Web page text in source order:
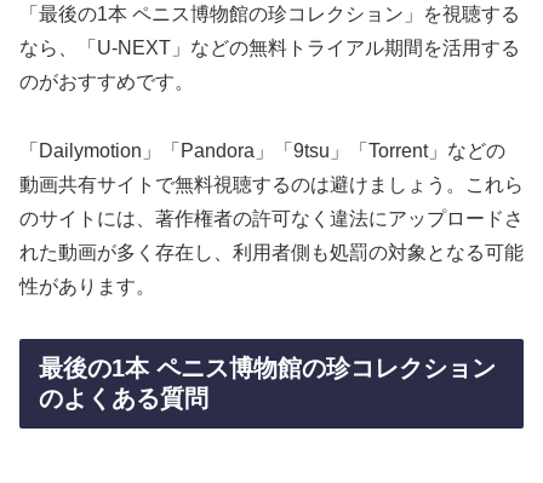
「最後の1本 ペニス博物館の珍コレクション」を視聴する
なら、「U-NEXT」などの無料トライアル期間を活用する
のがおすすめです。
「Dailymotion」「Pandora」「9tsu」「Torrent」などの
動画共有サイトで無料視聴するのは避けましょう。これら
のサイトには、著作権者の許可なく違法にアップロードさ
れた動画が多く存在し、利用者側も処罰の対象となる可能
性があります。
最後の1本 ペニス博物館の珍コレクション
のよくある質問